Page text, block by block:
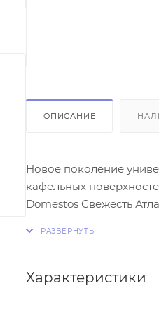
ОПИСАНИЕ
Новое поколение
кафельных
Domestos Свежесть
Характеристики